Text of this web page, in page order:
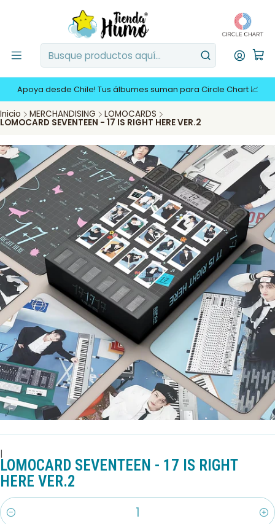
Apoya desde Chile! Tus álbumes suman para Circle Chart 📈
Inicio MERCHANDISING LOMOCARDS
LOMOCARD SEVENTEEN - 17 IS RIGHT HERE VER.2
|
LOMOCARD SEVENTEEN - 17 IS RIGHT
HERE VER.2
Cantidad